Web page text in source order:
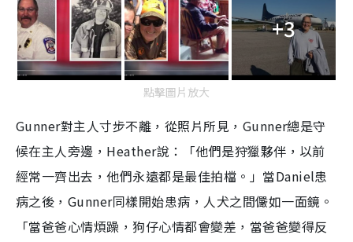
+3
點擊圖片放大
Gunner對主人寸步不離，從照片所見，Gunner總是守
候在主人旁邊，Heather說：「他們是狩獵夥伴，以前
經常一齊出去，他們永遠都是最佳拍檔。」當Daniel患
病之後，Gunner同樣開始患病，人犬之間儼如一面鏡。
「當爸爸心情煩躁，狗仔心情都會變差，當爸爸變得反